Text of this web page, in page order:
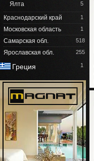
Ялта 5
Краснодарский край 1
Московская область 1
Самарская обл. 518
Ярославская обл. 255
Греция 1